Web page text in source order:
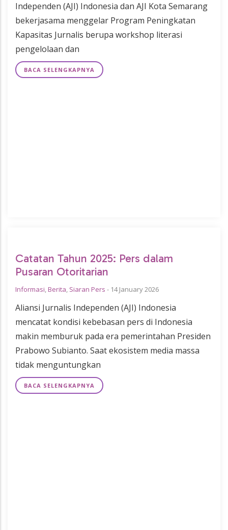
Independen (AJI) Indonesia dan AJI Kota Semarang
bekerjasama menggelar Program Peningkatan
Kapasitas Jurnalis berupa workshop literasi
pengelolaan dan
BACA SELENGKAPNYA
Catatan Tahun 2025: Pers dalam
Pusaran Otoritarian
Informasi,Berita, Siaran Pers - 14 January 2026
Aliansi Jurnalis Independen (AJI) Indonesia
mencatat kondisi kebebasan pers di Indonesia
makin memburuk pada era pemerintahan Presiden
Prabowo Subianto. Saat ekosistem media massa
tidak menguntungkan
BACA SELENGKAPNYA